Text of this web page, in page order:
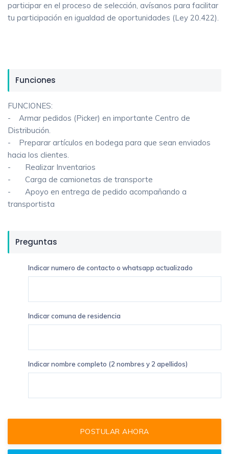
participar en el proceso de selección, avísanos para facilitar
tu participación en igualdad de oportunidades (Ley 20.422).
Funciones
FUNCIONES:
- Armar pedidos (Picker) en importante Centro de
Distribución.
- Preparar artículos en bodega para que sean enviados
hacia los clientes.
- Realizar Inventarios
- Carga de camionetas de transporte
- Apoyo en entrega de pedido acompañando a
transportista
Preguntas
Indicar numero de contacto o whatsapp actualizado
Indicar comuna de residencia
Indicar nombre completo (2 nombres y 2 apellidos)